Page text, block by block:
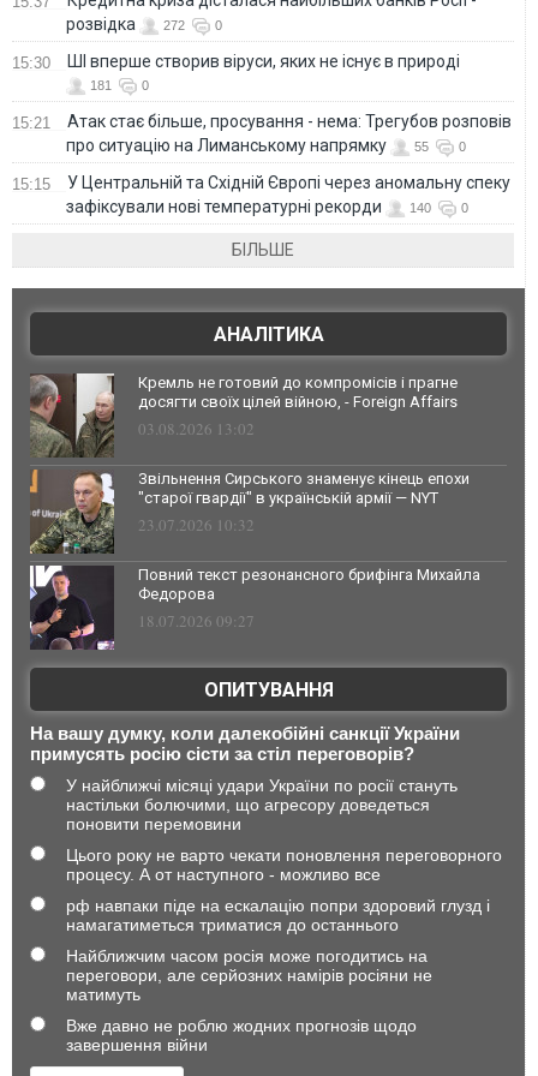
розвідка
272 0
15:30 ШІ вперше створив віруси, яких не існує в природі
181 0
15:21
Атак стає більше, просування - нема: Трегубов розповів
про ситуацію на Лиманському напрямку
55 0
15:15
У Центральній та Східній Європі через аномальну спеку
зафіксували нові температурні рекорди
140 0
БІЛЬШЕ
АНАЛІТИКА
Кремль не готовий до компромісів і прагне
досягти своїх цілей війною, - Foreign Affairs
03.08.2026 13:02
Звільнення Сирського знаменує кінець епохи
"старої гвардії" в українській армії — NYT
23.07.2026 10:32
Повний текст резонансного брифінга Михайла
Федорова
18.07.2026 09:27
ОПИТУВАННЯ
На вашу думку, коли далекобійні санкції України
примусять росію сісти за стіл переговорів?
У найближчі місяці удари України по росії стануть
настільки болючими, що агресору доведеться
поновити перемовини
Цього року не варто чекати поновлення переговорного
процесу. А от наступного - можливо все
рф навпаки піде на ескалацію попри здоровий глузд і
намагатиметься триматися до останнього
Найближчим часом росія може погодитись на
переговори, але серйозних намірів росіяни не
матимуть
Вже давно не роблю жодних прогнозів щодо
завершення війни